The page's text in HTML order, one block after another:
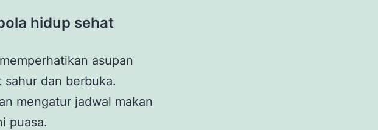
hidup sehat
asupan
sahur dan berbuka.
mengatur jadwal makan
puasa.